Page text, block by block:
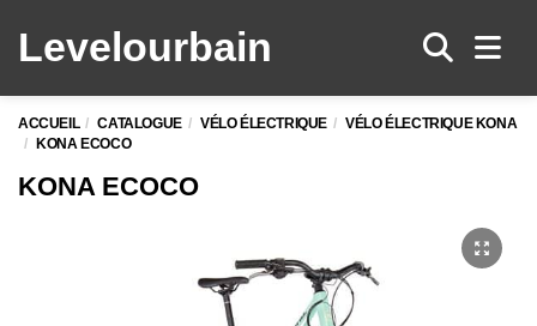
Levelourbain
ACCUEIL CATALOGUE VÉLO ÉLECTRIQUE
VÉLO ÉLECTRIQUE KONA
KONA ECOCO
KONA ECOCO